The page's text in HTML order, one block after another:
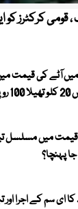
آٹے کی قیمت
میں مسلسل
پہنچا؟
ای سم کے اجرا